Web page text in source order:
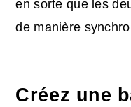
en sorte que les
de manière
Créez une